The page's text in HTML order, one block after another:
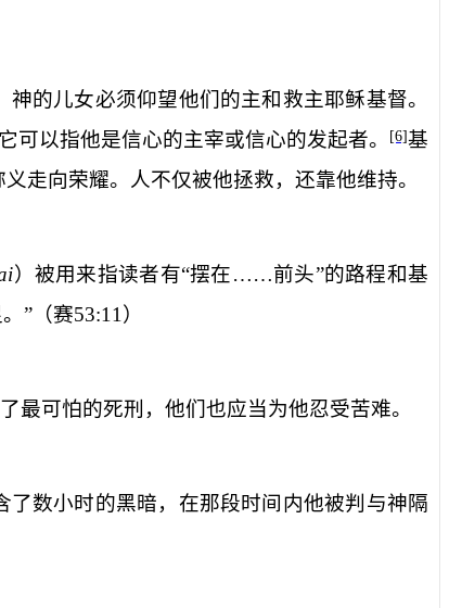
的儿女必须仰望他们的主和救主耶稣基督。
可以指他是信心的主宰或信心的发起者。 [6]基
走向荣耀。人不仅被他拯救，还靠他维持。
）被用来指读者有“摆在……前头”的路程和基
”（赛53:11 ）
最可怕的死刑，他们也应当为他忍受苦难。
数小时的黑暗，在那段时间内他被判与神隔